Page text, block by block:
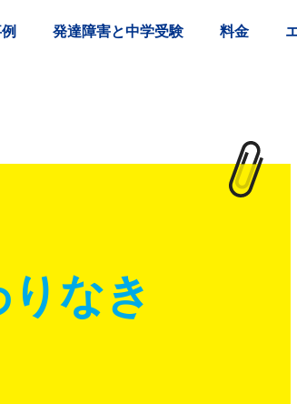
発達障害と中学受験 料金
なき